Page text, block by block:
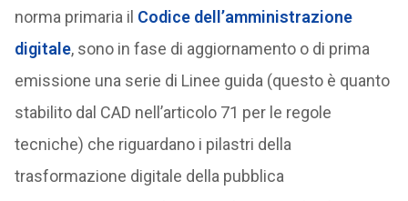
norma primaria il Codice dell’amministrazione
digitale, sono in fase di aggiornamento o di prima
emissione una serie di Linee guida (questo è quanto
stabilito dal CAD nell’articolo 71 per le regole
tecniche) che riguardano i pilastri della
trasformazione digitale della pubblica